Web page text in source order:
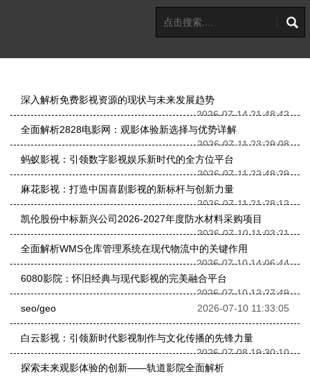
深入解析免费影视资源的现状与未来发展趋势
2026-07-14 21:48:42
全面解析2828电影网：观影体验新选择与优势详解
2026-07-11 23:29:08
蚂蚁影视：引领数字影视娱乐新时代的全方位平台
2026-07-11 22:48:29
麻花影视：打造中国喜剧影视的新标杆与创新力量
2026-07-11 21:28:12
凯伦股份中标新兴公司2026-2027年度防水材料采购项目
2026-07-10 11:03:21
全面解析WMS仓库管理系统在现代物流中的关键作用
2026-07-10 14:06:44
6080影院：怀旧经典与现代影视的完美融合平台
2026-07-10 12:27:49
seo/geo
2026-07-10 11:33:05
白云影视：引领新时代影视制作与文化传播的先锋力量
2026-07-08 19:30:10
探索未来观影体验的创新——轨道影院全面解析